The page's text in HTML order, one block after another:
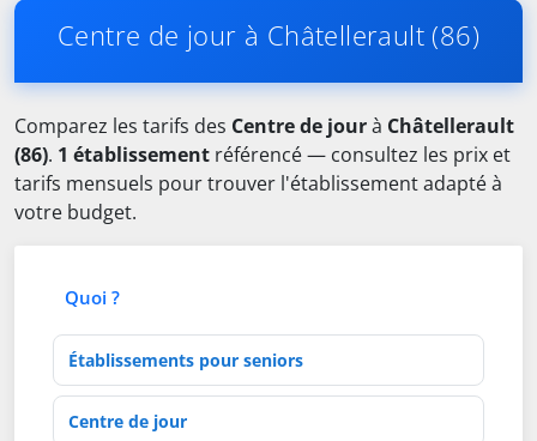
Centre de jour à Châtellerault (86)
Comparez les tarifs des Centre de jourà Châtellerault
(86). 1 établissement référencé — consultez les prix et
tarifs mensuels pour trouver l'établissement adapté à
votre budget.
Quoi ?
Type d'établissement
Activités de soins